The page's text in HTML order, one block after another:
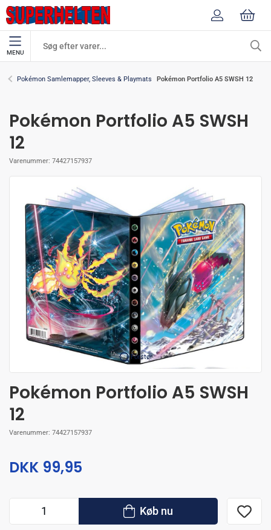
MENU
Pokémon Samlemapper, Sleeves & Playmats Pokémon Portfolio A5 SWSH 12
Pokémon Portfolio A5 SWSH
12
Varenummer: 74427157937
Forstør
Pokémon Portfolio A5 SWSH
12
Varenummer: 74427157937
DKK 99,95
Køb nu